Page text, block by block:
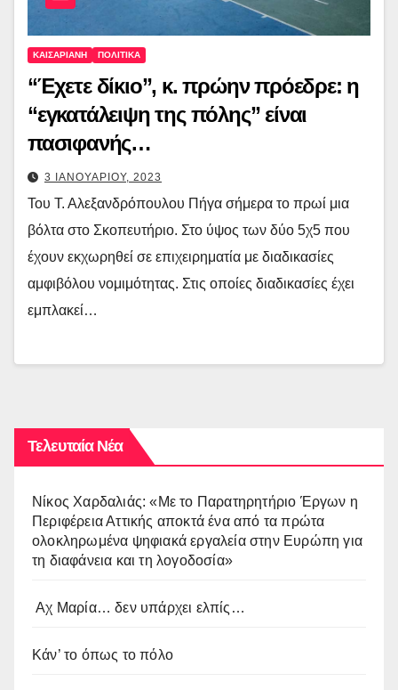
ΚΑΙΣΑΡΙΑΝΗ ΠΟΛΙΤΙΚΑ
“Έχετε δίκιο”, κ. πρώην πρόεδρε: η
“εγκατάλειψη της πόλης” είναι
πασιφανής…
3 ΙΑΝΟΥΑΡΙΟΥ, 2023
Του Τ. Αλεξανδρόπουλου Πήγα σήμερα το πρωί μια
βόλτα στο Σκοπευτήριο. Στο ύψος των δύο 5χ5 που
έχουν εκχωρηθεί σε επιχειρηματία με διαδικασίες
αμφιβόλου νομιμότητας. Στις οποίες διαδικασίες έχει
εμπλακεί…
Τελευταία Νέα
Νίκος Χαρδαλιάς: «Με το Παρατηρητήριο Έργων η
Περιφέρεια Αττικής αποκτά ένα από τα πρώτα
ολοκληρωμένα ψηφιακά εργαλεία στην Ευρώπη για
τη διαφάνεια και τη λογοδοσία»
Αχ Μαρία… δεν υπάρχει ελπίς…
Κάν’ το όπως το πόλο